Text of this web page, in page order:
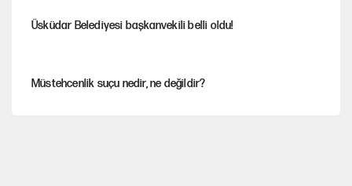
Üsküdar Belediyesi başkanvekili belli oldu!
Müstehcenlik suçu nedir, ne değildir?